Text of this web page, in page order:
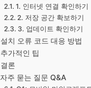
1. 인터넷 연결 확인하기
2. 저장 공간 확보하기
3. 업데이트 확인하기
설치 오류 코드 대응 방법
추가적인 팁
결론
자주 묻는 질문 Q&A